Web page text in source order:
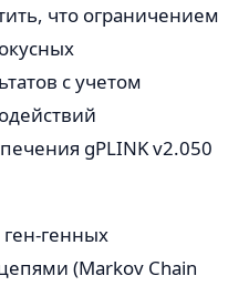
что ограничением
с учетом
gPLINK v2.050
генных
(Markov Chain